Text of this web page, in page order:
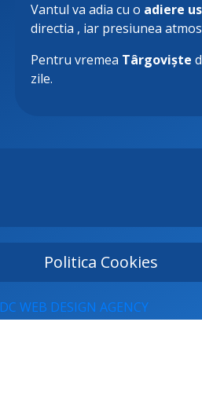
Vantul va adia cu o adiere
directia , iar presiunea
Pentru vremea Târgoviște
zile.
Politica Cookies
DC WEB DESIGN AGENCY